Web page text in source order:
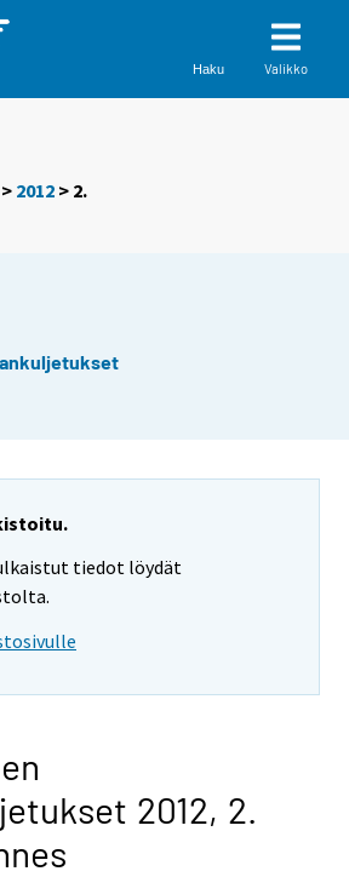
Haku Valikko
> 2012 > 2.
tiedot löydät
2012, 2.